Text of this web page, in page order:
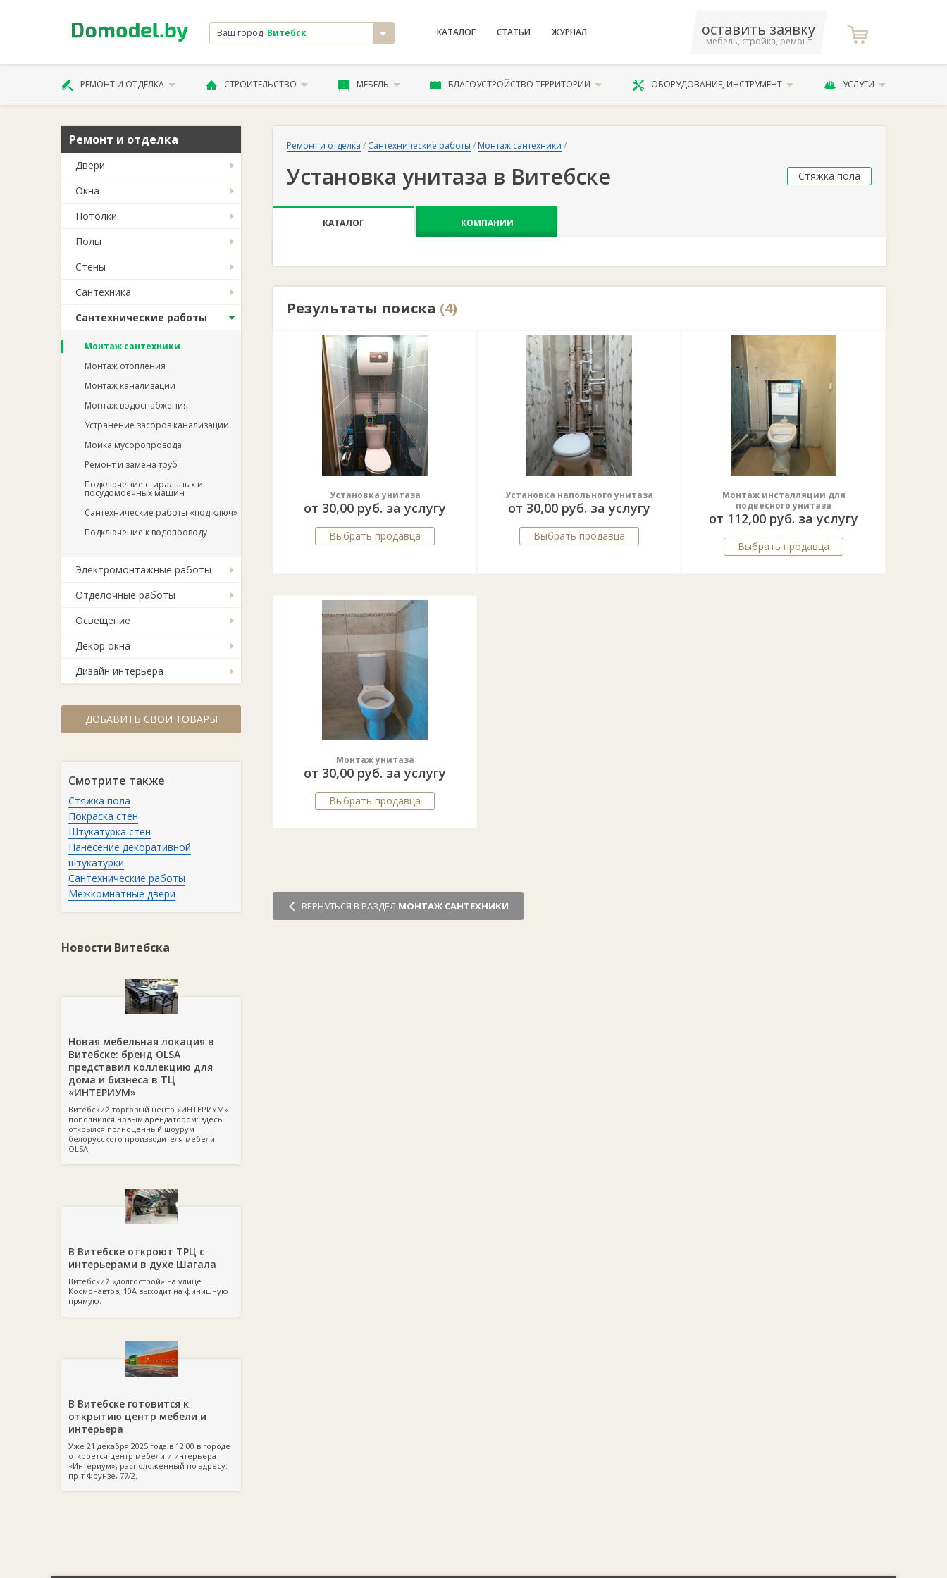
Ваш город: Витебск КАТАЛОГ СТАТЬИ ЖУРНАЛ оставить заявку
мебель, стройка, ремонт
РЕМОНТ И ОТДЕЛКА СТРОИТЕЛЬСТВО МЕБЕЛЬ БЛАГОУСТРОЙСТВО ТЕРРИТОРИИ ОБОРУДОВАНИЕ, ИНСТРУМЕНТ УСЛУГИ
Ремонт и отделка
Двери
Окна
Потолки
Полы
Стены
Сантехника
Сантехнические работы
Монтаж сантехники
Монтаж отопления
Монтаж канализации
Монтаж водоснабжения
Устранение засоров канализации
Мойка мусоропровода
Ремонт и замена труб
Подключение стиральных и
посудомоечных машин
Сантехнические работы «под ключ»
Подключение к водопроводу
Электромонтажные работы
Отделочные работы
Освещение
Декор окна
Дизайн интерьера
ДОБАВИТЬ СВОИ ТОВАРЫ
Смотрите также
Стяжка пола
Покраска стен
Штукатурка стен
Нанесение декоративной
штукатурки
Сантехнические работы
Межкомнатные двери
Новости Витебска
Новая мебельная локация в
Витебске: бренд OLSA
представил коллекцию для
дома и бизнеса в ТЦ
«ИНТЕРИУМ»
Витебский торговый центр «ИНТЕРИУМ»
пополнился новым арендатором: здесь
открылся полноценный шоурум
белорусского производителя мебели
OLSA.
В Витебске откроют ТРЦ с
интерьерами в духе Шагала
Витебский «долгострой» на улице
Космонавтов, 10А выходит на финишную
прямую.
В Витебске готовится к
открытию центр мебели и
интерьера
Уже 21 декабря 2025 года в 12:00 в городе
откроется центр мебели и интерьера
«Интериум», расположенный по адресу:
пр-т Фрунзе, 77/2.
Ремонт и отделка / Сантехнические работы / Монтаж сантехники /
Установка унитаза в Витебске Стяжка пола
КАТАЛОГ КОМПАНИИ
Результаты поиска (4)
Установка унитаза
от 30,00 руб. за услугу
Выбрать продавца
Установка напольного унитаза
от 30,00 руб. за услугу
Выбрать продавца
Монтаж инсталляции для
подвесного унитаза
от 112,00 руб. за услугу
Выбрать продавца
Монтаж унитаза
от 30,00 руб. за услугу
Выбрать продавца
ВЕРНУТЬСЯ В РАЗДЕЛ МОНТАЖ САНТЕХНИКИ